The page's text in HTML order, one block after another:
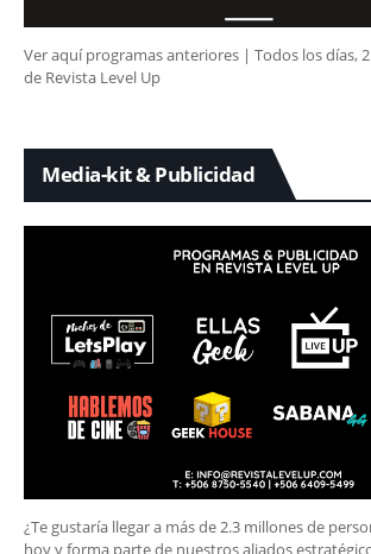
Ver aquí programas anteriores | Todos los días,
de Revista Level Up
Media-kit & Publicidad
¿Te gustaría llegar a más de 2.3 millones de
hoy y forma parte de nuestros aliados